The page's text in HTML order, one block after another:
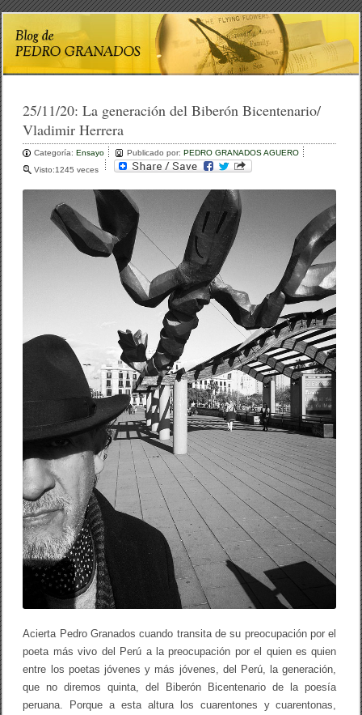
25/11/20:La generación del Biberón Bicentenario/
Vladimir Herrera
Categoría:Ensayo Publicado por:PEDRO GRANADOS AGUERO
Visto:1245 veces
Acierta Pedro Granados cuando transita de su preocupación por el
poeta más vivo del Perú a la preocupación por el quien es quien
entre los poetas jóvenes y más jóvenes, del Perú, la generación,
que no diremos quinta, del Biberón Bicentenario de la poesía
peruana. Porque a esta altura los cuarentones y cuarentonas,